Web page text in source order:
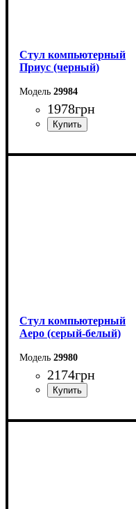
Стул компьютерный
Приус (черный)
29984
1978грн
Стул компьютерный
Аеро (серый-белый)
29980
2174грн